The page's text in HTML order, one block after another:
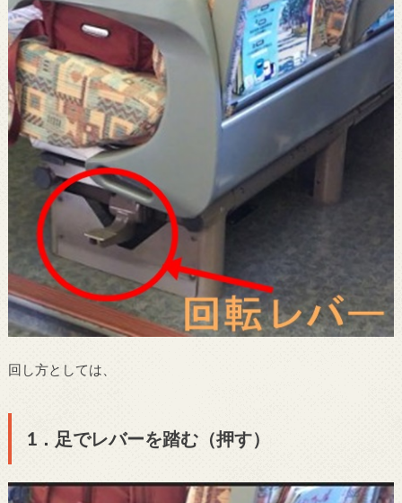
回し方としては、
1．足でレバーを踏む（押す）